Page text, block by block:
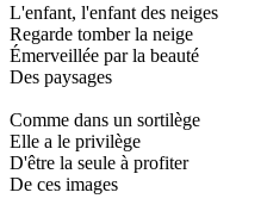
L'enfant, l'enfant des neiges
Regarde tomber la neige
Émerveillée par la beauté
Des paysages
Comme dans un sortilège
Elle a le privilège
D'être la seule à profiter
De ces images